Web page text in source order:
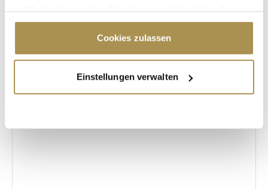
Cookie-Erklärung oder durch Klicken auf das Privacy
Trigger Symbol ändern oder widerrufen
Informationen über Ihre geografische Lage
erfassen, welche bis auf einige Meter genau sein
Cookies zulassen
Einstellungen verwalten
Autor:*